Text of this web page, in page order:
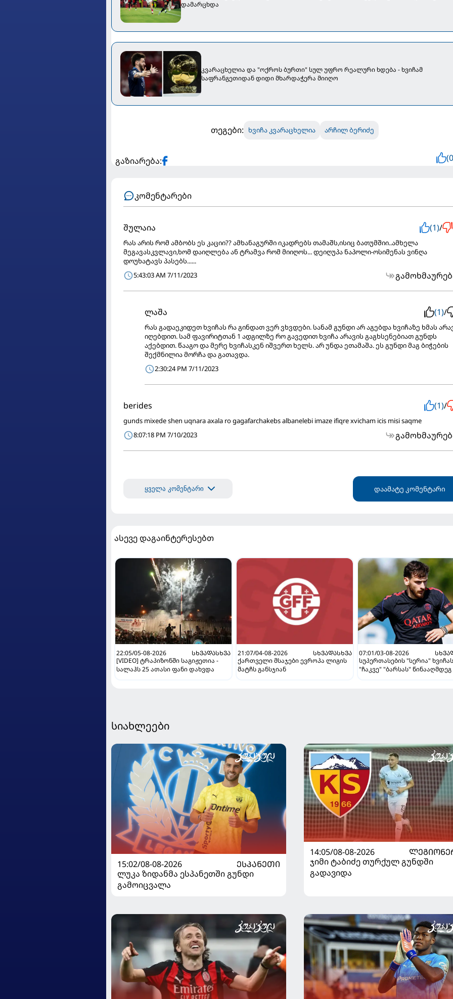
დამარცხდა
კვარაცხელია და "ოქროს ბურთი" სულ უფრო რეალური ხდება - ხვიჩამ
საფრანგეთიდან დიდი მხარდაჭერა მიიღო
თეგები: ხვიჩა კვარაცხელია არჩილ ბერიძე
გაზიარება:
კომენტარები
შულაია (1)/
რას არის რომ ამბობს ეს კაციი?? ამხანაგურში იკადრებს თამაშს,ისიც ბათუმშიი..ამხელა
მეგავასკვლავი,ხომ დაიღლება ან ტრამვა რომ მიიღოს... დეიღუპა ნაპოლი-ოსიმენას ვინღა
დოუხატავს პასებს......
5:43:03 AM 7/11/2023
ლაშა (1)/
რას გადაეკიდეთ ხვიჩას რა გინდათ ვერ ვხვდები. სანამ გუნდი არ აგებდა ხვიჩაზე ხმას
იღებდით. სამ ფავირიტთან 1 ადგილზე რო გავედით ხვიჩა არავის გაგხსენებიათ გუნდს
აქებდით. წააგო და მერე ხვიჩასკენ იშვერთ ხელს. არ უნდა ეთამაშა. ეს გუნდი მაგ ბიჭების
შექმნილია მორჩა და გათავდა.
2:30:24 PM 7/11/2023
berides (1)/
gunds mixede shen uqnara axala ro gagafarchakebs albanelebi imaze ifiqre xvicham icis misi saqme
8:07:18 PM 7/10/2023
ყველა კომენტარი დაამატე კომენტარი
ასევე დაგაინტერესებთ
22:05/05-08-2026
ᲡᲮᲕᲐᲓᲐᲡᲮᲕᲐ
[VIDEO] ტრაპიზონში საგიჟეთია -
სალაჰს 25 ათასი ფანი დახვდა
21:07/04-08-2026
ᲡᲮᲕᲐᲓᲐᲡᲮᲕᲐ
ქართველი მსაჯები ევროპა ლიგის
მატჩს განსჯიან
07:01/03-08-2026
სუპერთასების "სერია"
"ჩაკვე" "ბარსას"
სიახლეები
15:02/08-08-2026
ᲔᲡᲞᲐᲜᲔᲗᲘ
ლუკა ზიდანმა ესპანეთში გუნდი
გამოიცვალა
14:05/08-08-2026
ჯიმი ტაბიძე თურქულ გუნდში
გადავიდა